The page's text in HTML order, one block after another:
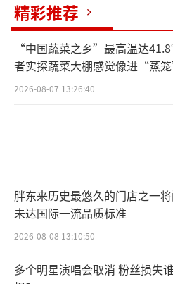
精彩推荐
“中国蔬菜之乡”最高温达
者实探蔬菜大棚感觉像进“蒸
村民称只能凌晨两点起来干活
2026-08-07 13:26:40
胖东来历史最悠久的门店之一
未达国际一流品质标准
2026-08-08 13:10:50
多个明星演唱会取消 粉丝损失